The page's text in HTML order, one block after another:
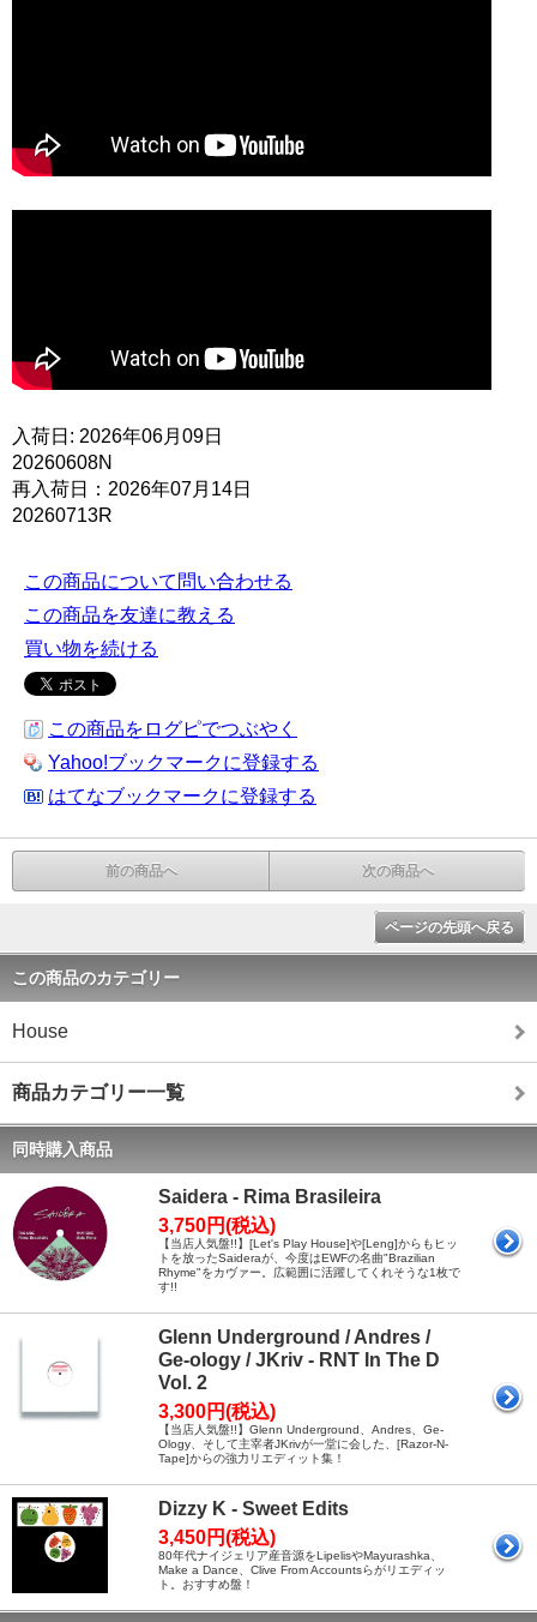
入荷日: 2026年06月09日
20260608N
再入荷日：2026年07月14日
20260713R
この商品について問い合わせる
この商品を友達に教える
買い物を続ける
この商品をログピでつぶやく
Yahoo!ブックマークに登録する
はてなブックマークに登録する
前の商品へ 次の商品へ
ページの先頭へ戻る
この商品のカテゴリー
House
商品カテゴリー一覧
同時購入商品
Saidera - Rima Brasileira
3,750円(税込)
【当店人気盤!!】[Let's Play House]や[Leng]からもヒッ
トを放ったSaideraが、今度はEWFの名曲"Brazilian
Rhyme"をカヴァー。広範囲に活躍してくれそうな1枚で
す!!
Glenn Underground / Andres /
Ge-ology / JKriv - RNT In The D
Vol. 2
3,300円(税込)
【当店人気盤!!】Glenn Underground、Andres、Ge-
Ology、そして主宰者JKrivが一堂に会した、[Razor-N-
Tape]からの強力リエディット集！
Dizzy K - Sweet Edits
3,450円(税込)
80年代ナイジェリア産音源をLipelisやMayurashka、
Make a Dance、Clive From Accountsらがリエディッ
ト。おすすめ盤！